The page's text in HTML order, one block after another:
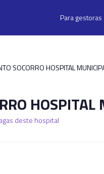
Para gestoras
SOCORRO HOSPITAL
deste hospital